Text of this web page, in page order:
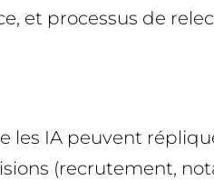
et processus de
les IA peuvent
(recrutement,